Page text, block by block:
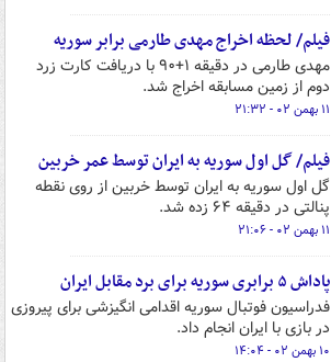
فیلم/ لحظه اخراج مهدی طارمی برابر سوریه
مهدی طارمی در دقیقه ۱+۹۰ با دریافت کارت زرد
دوم از زمین مسابقه اخراج شد.
۱۱ بهمن ۰۲ - ۲۱:۳۲
فیلم/ گل اول سوریه به ایران توسط عمر خربین
گل اول سوریه به ایران توسط خربین از روی نقطه
پنالتی در دقیقه ۶۴ زده شد.
۱۱ بهمن ۰۲ - ۲۱:۰۶
پاداش ۵ برابری سوریه برای برد مقابل ایران
فدراسیون فوتبال سوریه اقدامی انگیزشی برای پیروزی
در بازی با ایران انجام داد.
۱۰ بهمن ۰۲ - ۱۴:۰۴